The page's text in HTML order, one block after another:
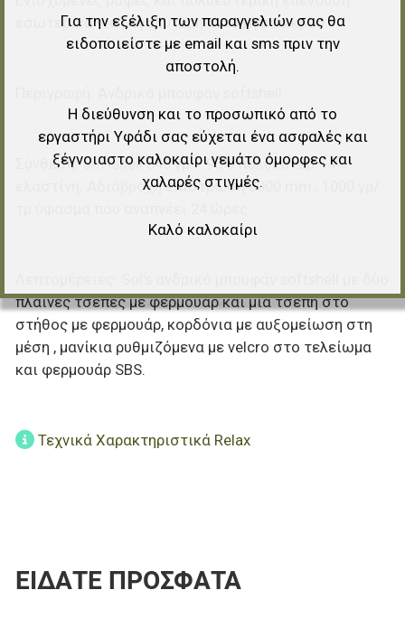
εσωτερικά για μεγαλύτερη αντοχή στο κρύο.
Σύνθεση:Softshell 340 γρ. - 96% πολυέστερ - 4%
ελαστίνη. Αδιάβροχη επίστρωση 8000 mm , 1000 γρ/
πλαϊνές τσέπες με φερμουάρ και μια τσέπη στο
στήθος με φερμουάρ, κορδόνια με αυξομείωση στη
μέση , μανίκια ρυθμιζόμενα με velcro στο τελείωμα
και φερμουάρ SBS.
Τεχνικά Χαρακτηριστικά Relax
ΕΊΔΑΤΕ ΠΡΌΣΦΑΤΑ
Για την εξέλιξη των παραγγελιών σας θα
ειδοποιείστε με email και sms πριν την
αποστολή.
Η διεύθυνση και το προσωπικό από το
εργαστήρι Υφάδι σας εύχεται ένα ασφαλές και
ξέγνοιαστο καλοκαίρι γεμάτο όμορφες και
χαλαρές στιγμές.
Καλό καλοκαίρι